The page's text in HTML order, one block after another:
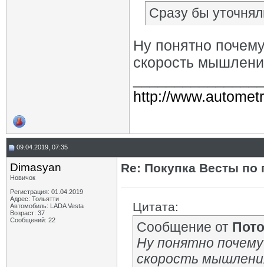
Сразу бы
Ну понятно
скорость
http://
09.04.2019, 07:35
Dimasyan
Новичок
Регистрация: 01.04.2019
Адрес: Тольятти
Автомобиль: LADA Vesta
Возраст: 37
Сообщений: 22
Re: Покупка Весты по
Цитата:
Сообщение от
Ну понятно
скорость